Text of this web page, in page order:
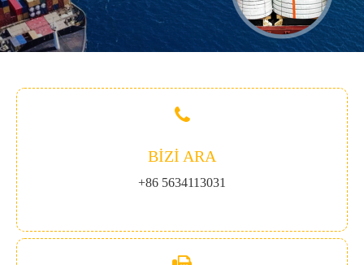
BIZI ARA
+86 5634113031